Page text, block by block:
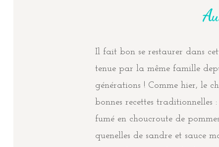
Il fait bon se restaurer dans
tenue par la même famille
générations ! Comme hier, le
bonnes recettes traditionnelles
fumé en choucroute de
quenelles de sandre et sauce